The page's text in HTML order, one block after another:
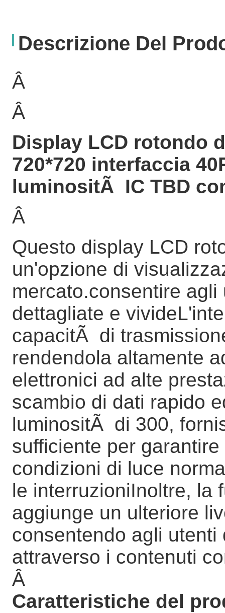
Descrizione Del
Â
Â
Display LCD rotondo
720*720 interfaccia
luminositÃ IC TBD
Â
Questo display LCD
un'opzione di
mercato.consentire
dettagliate e
capacitÃ di
rendendola altamente
elettronici ad alte
scambio di dati rapido
luminositÃ di 300,
sufficiente per
condizioni di luce
le interruzioniInoltre, la
aggiunge un ulteriore
consentendo agli
attraverso i contenuti
Â
Caratteristiche del